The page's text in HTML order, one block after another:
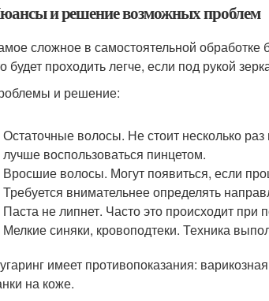
и решение возможных проблем
сложное в самостоятельной обработке
будет проходить легче, если под рукой
и решение:
Остаточные волосы. Не стоит несколько
лучше воспользоваться пинцетом.
Вросшие волосы. Могут появиться, если
Требуется внимательнее определять
Паста не липнет. Часто это происходит
Мелкие синяки, кровоподтеки. Техника
имеет противопоказания:
на коже.